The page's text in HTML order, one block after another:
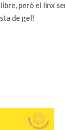
però el linx
de gel!